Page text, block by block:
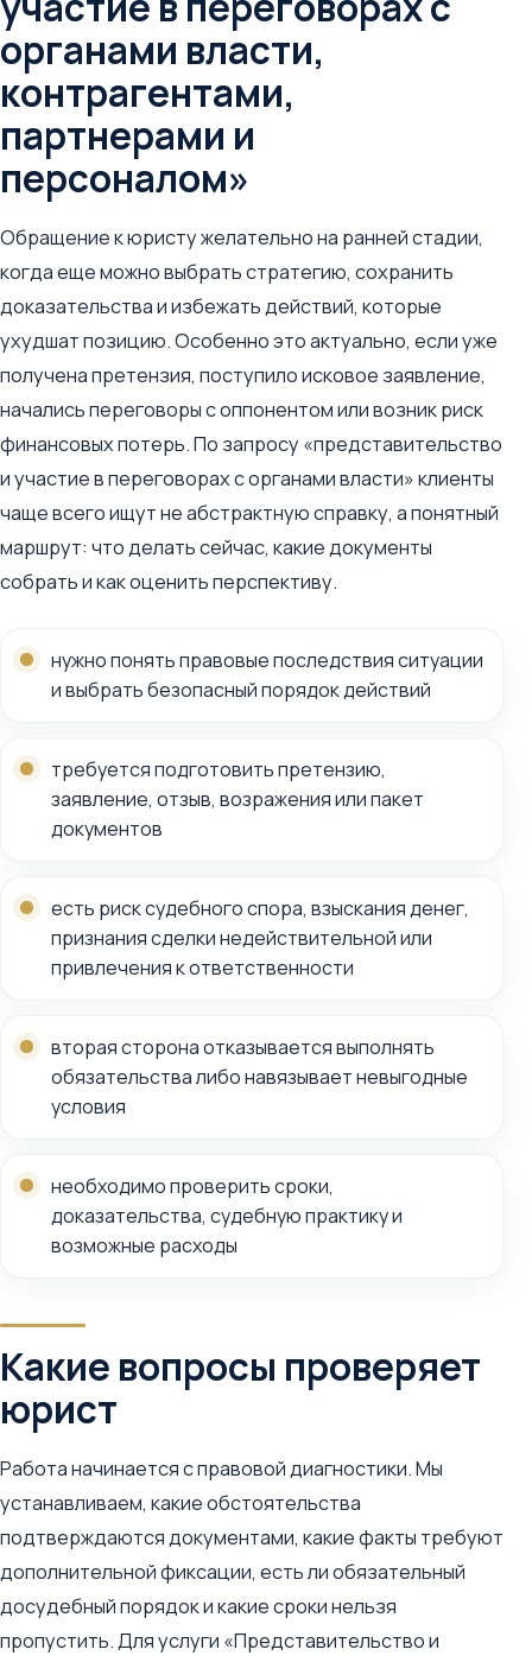
органами власти,
контрагентами,
партнерами и
персоналом»
Обращение к юристу желательно на ранней стадии,
когда еще можно выбрать стратегию, сохранить
доказательства и избежать действий, которые
ухудшат позицию. Особенно это актуально, если уже
получена претензия, поступило исковое заявление,
начались переговоры с оппонентом или возник риск
финансовых потерь. По запросу «представительство
и участие в переговорах с органами власти» клиенты
чаще всего ищут не абстрактную справку, а понятный
маршрут: что делать сейчас, какие документы
собрать и как оценить перспективу.
нужно понять правовые последствия ситуации
и выбрать безопасный порядок действий
требуется подготовить претензию,
заявление, отзыв, возражения или пакет
документов
есть риск судебного спора, взыскания денег,
признания сделки недействительной или
привлечения к ответственности
вторая сторона отказывается выполнять
обязательства либо навязывает невыгодные
условия
необходимо проверить сроки,
доказательства, судебную практику и
возможные расходы
Какие вопросы проверяет
юрист
Работа начинается с правовой диагностики. Мы
устанавливаем, какие обстоятельства
подтверждаются документами, какие факты требуют
дополнительной фиксации, есть ли обязательный
досудебный порядок и какие сроки нельзя
пропустить. Для услуги «Представительство и